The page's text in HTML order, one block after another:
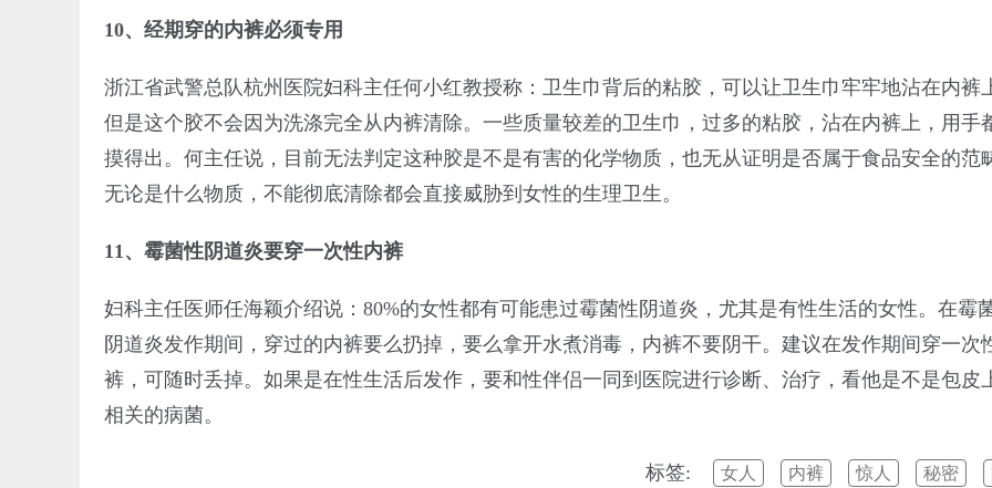
10、经期穿的内裤必须专用
浙江省武警总队杭州医院妇科主任何小红教授称：卫生巾背后的粘胶，可以让卫生巾牢牢地沾在内裤
但是这个胶不会因为洗涤完全从内裤清除。一些质量较差的卫生巾，过多的粘胶，沾在内裤上，用手
摸得出。何主任说，目前无法判定这种胶是不是有害的化学物质，也无从证明是否属于食品安全的范
无论是什么物质，不能彻底清除都会直接威胁到女性的生理卫生。
11、霉菌性阴道炎要穿一次性内裤
妇科主任医师任海颖介绍说：80%的女性都有可能患过霉菌性阴道炎，尤其是有性生活的女性。在霉
阴道炎发作期间，穿过的内裤要么扔掉，要么拿开水煮消毒，内裤不要阴干。建议在发作期间穿一次
裤，可随时丢掉。如果是在性生活后发作，要和性伴侣一同到医院进行诊断、治疗，看他是不是包皮
相关的病菌。
标签: 女人 内裤 惊人 秘密